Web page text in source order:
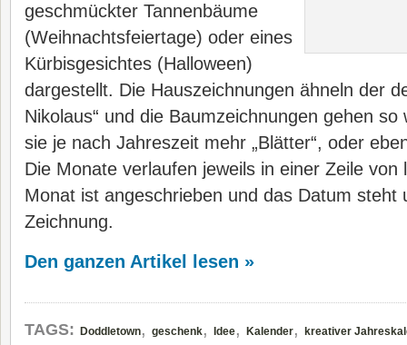
geschmückter Tannenbäume
(Weihnachtsfeiertage) oder eines
Kürbisgesichtes (Halloween)
dargestellt. Die Hauszeichnungen ähneln der
Nikolaus“ und die Baumzeichnungen gehen
sie je nach Jahreszeit mehr „Blätter“, oder
Die Monate verlaufen jeweils in einer Zeile
Monat ist angeschrieben und das Datum steht
Zeichnung.
Den ganzen Artikel lesen »
TAGS: Doddletown, geschenk, Idee, Kalender, kreativer